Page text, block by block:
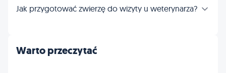
Jak przygotować zwierzę do wizyty u weterynarza?
Warto przeczytać